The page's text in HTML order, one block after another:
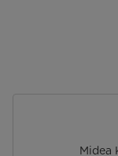
Leistungsdichte Herd
Leistungsdichte
Midea